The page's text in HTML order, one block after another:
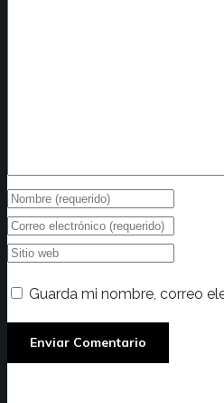
Guarda mi nombre, correo